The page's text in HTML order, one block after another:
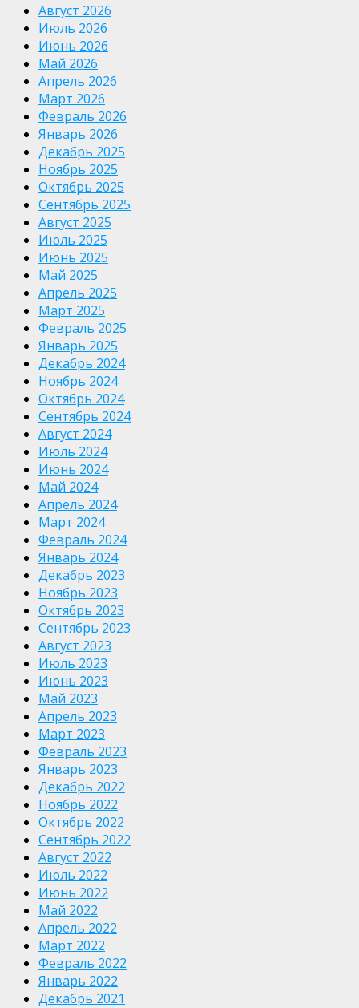
Август 2026
Июль 2026
Июнь 2026
Май 2026
Апрель 2026
Март 2026
Февраль 2026
Январь 2026
Декабрь 2025
Ноябрь 2025
Октябрь 2025
Сентябрь 2025
Август 2025
Июль 2025
Июнь 2025
Май 2025
Апрель 2025
Март 2025
Февраль 2025
Январь 2025
Декабрь 2024
Ноябрь 2024
Октябрь 2024
Сентябрь 2024
Август 2024
Июль 2024
Июнь 2024
Май 2024
Апрель 2024
Март 2024
Февраль 2024
Январь 2024
Декабрь 2023
Ноябрь 2023
Октябрь 2023
Сентябрь 2023
Август 2023
Июль 2023
Июнь 2023
Май 2023
Апрель 2023
Март 2023
Февраль 2023
Январь 2023
Декабрь 2022
Ноябрь 2022
Октябрь 2022
Сентябрь 2022
Август 2022
Июль 2022
Июнь 2022
Май 2022
Апрель 2022
Март 2022
Февраль 2022
Январь 2022
Декабрь 2021